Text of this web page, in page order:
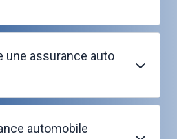
une assurance auto
automobile